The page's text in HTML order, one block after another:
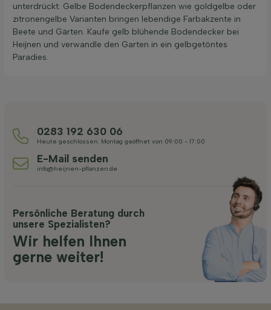
unterdrückt. Gelbe Bodendeckerpflanzen wie goldgelbe oder
zitronengelbe Varianten bringen lebendige Farbakzente in
Beete und Gärten. Kaufe gelb blühende Bodendecker bei
Heijnen und verwandle den Garten in ein gelbgetöntes
Paradies.
0283 192 630 06
Heute geschlossen. Montag geöffnet von 09:00 - 17:00
E-Mail senden
info@heijnen-pflanzen.de
Persönliche Beratung durch
unsere Spezialisten?
Wir helfen Ihnen
gerne weiter!